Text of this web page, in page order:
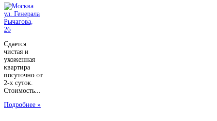
Сдается
чистая и
ухоженная
квартира
посуточно от
2-х суток.
Стоимость...
Подробнее »